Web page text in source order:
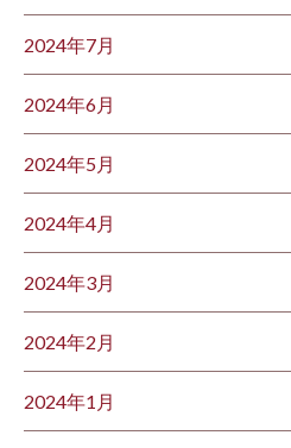
2024年7月
2024年6月
2024年5月
2024年4月
2024年3月
2024年2月
2024年1月